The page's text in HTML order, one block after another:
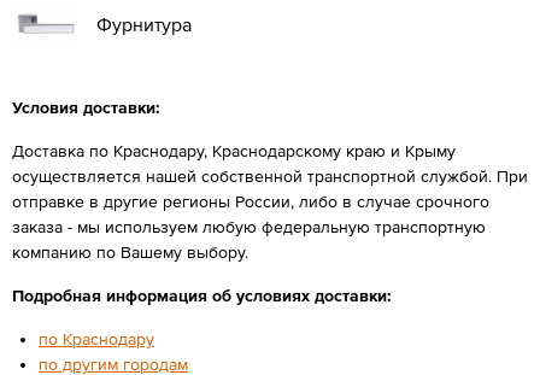
Фурнитура
Условия доставки:
Доставка по Краснодару, Краснодарскому краю и Крыму
осуществляется нашей собственной транспортной службой. При
отправке в другие регионы России, либо в случае срочного
заказа - мы используем любую федеральную транспортную
компанию по Вашему выбору.
Подробная информация об условиях доставки:
по Краснодару
по другим городам